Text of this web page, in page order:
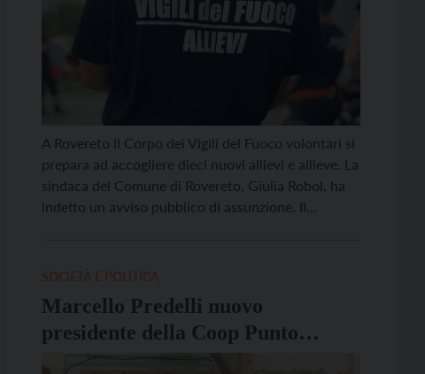
A Rovereto il Corpo dei Vigili del Fuoco volontari si
prepara ad accogliere dieci nuovi allievi e allieve. La
sindaca del Comune di Rovereto, Giulia Robol, ha
indetto un avviso pubblico di assunzione. Il
Marcello Predelli nuovo
presidente della Coop Punto
d’Incontro